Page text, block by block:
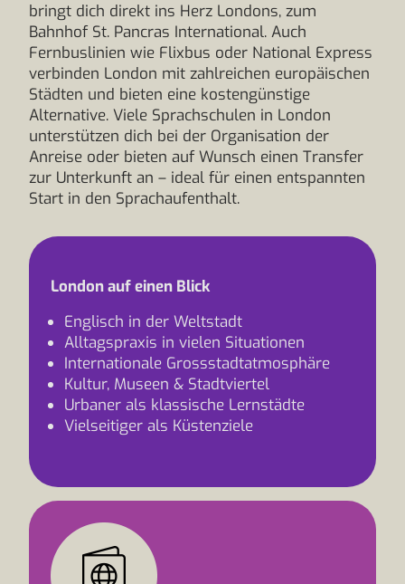
bringt dich direkt ins Herz Londons, zum
Bahnhof St. Pancras International. Auch
Fernbuslinien wie Flixbus oder National Express
verbinden London mit zahlreichen europäischen
Städten und bieten eine kostengünstige
Alternative. Viele Sprachschulen in London
unterstützen dich bei der Organisation der
Anreise oder bieten auf Wunsch einen Transfer
zur Unterkunft an – ideal für einen entspannten
Start in den Sprachaufenthalt.
London auf einen Blick
Englisch in der Weltstadt
Alltagspraxis in vielen Situationen
Internationale Grossstadtatmosphäre
Kultur, Museen & Stadtviertel
Urbaner als klassische Lernstädte
Vielseitiger als Küstenziele